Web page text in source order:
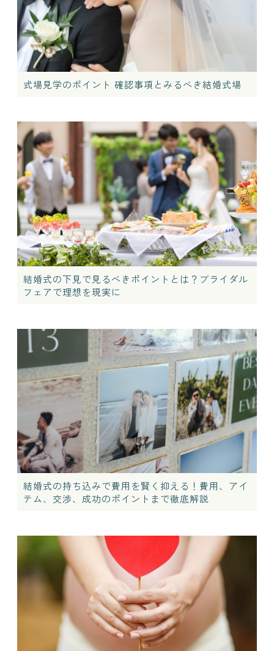
式場見学のポイント 確認事項とみるべき結婚式場
結婚式の下見で見るべきポイントとは？ブライダル
フェアで理想を現実に
結婚式の持ち込みで費用を賢く抑える！費用、アイ
テム、交渉、成功のポイントまで徹底解説